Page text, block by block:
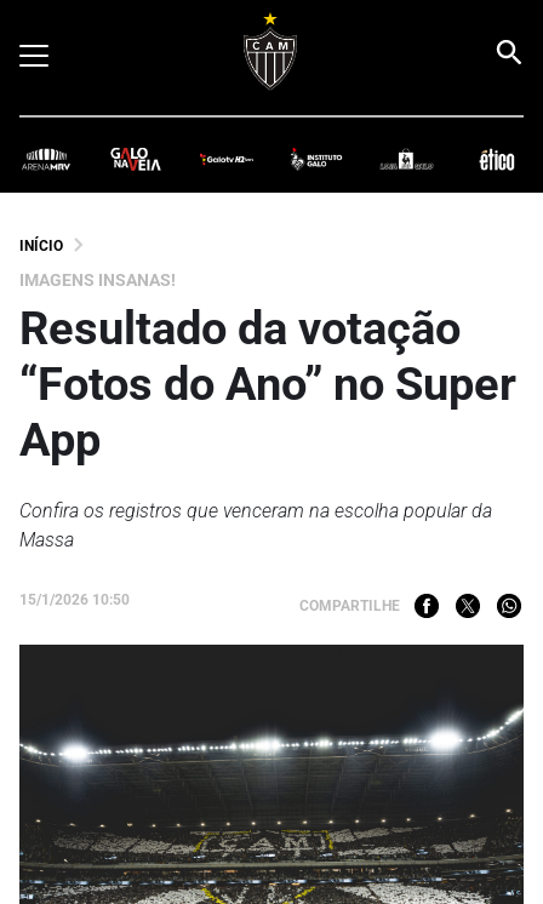
INÍCIO
IMAGENS INSANAS!
Resultado da votação
“Fotos do Ano” no Super
App
Confira os registros que venceram na escolha popular da
Massa
15/1/2026 10:50 COMPARTILHE